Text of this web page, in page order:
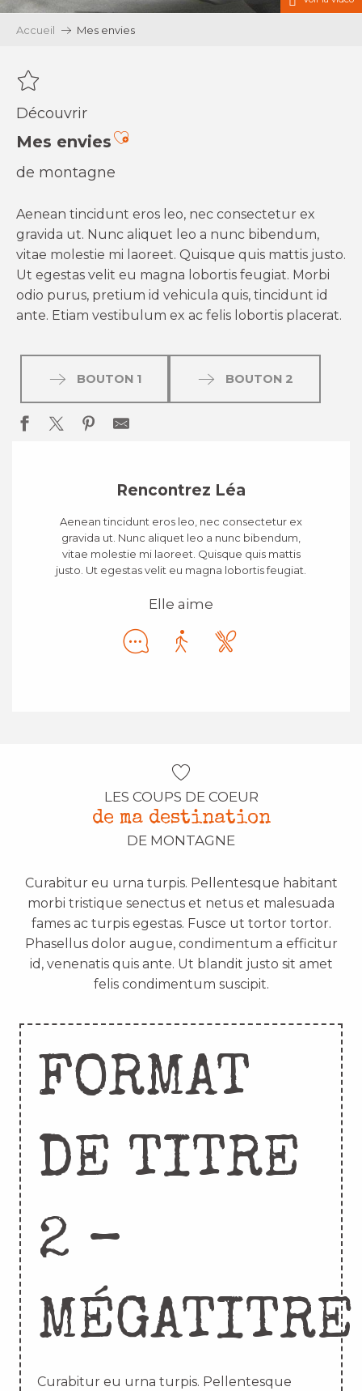
Accueil Mes envies
Découvrir
Mes enviesAjouter aux favoris
de montagne
Aenean tincidunt eros leo, nec consectetur ex
gravida ut. Nunc aliquet leo a nunc bibendum,
vitae molestie mi laoreet. Quisque quis mattis justo.
Ut egestas velit eu magna lobortis feugiat. Morbi
odio purus, pretium id vehicula quis, tincidunt id
ante. Etiam vestibulum ex ac felis lobortis placerat.
BOUTON 1 BOUTON 2
Rencontrez Léa
Aenean tincidunt eros leo, nec consectetur ex
gravida ut. Nunc aliquet leo a nunc bibendum,
vitae molestie mi laoreet. Quisque quis mattis
justo. Ut egestas velit eu magna lobortis feugiat.
Elle aime
LES COUPS DE COEUR
de ma destination
DE MONTAGNE
Curabitur eu urna turpis. Pellentesque habitant
morbi tristique senectus et netus et malesuada
fames ac turpis egestas. Fusce ut tortor tortor.
Phasellus dolor augue, condimentum a efficitur
id, venenatis quis ante. Ut blandit justo sit amet
felis condimentum suscipit.
FORMAT
DE TITRE
2 –
MÉGATITRE
Curabitur eu urna turpis. Pellentesque